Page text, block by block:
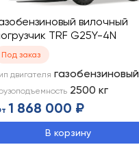
вилочный
TRF G25Y-4N
Под заказ
двигателя газобензиновый
2500 кг
1 868 000 ₽
В корзину